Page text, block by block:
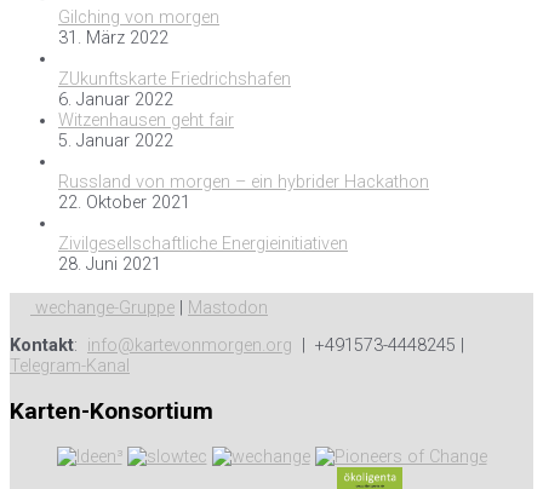
Gilching von morgen
31. März 2022
ZUkunftskarte Friedrichshafen
6. Januar 2022
Witzenhausen geht fair
5. Januar 2022
Russland von morgen – ein hybrider Hackathon
22. Oktober 2021
Zivilgesellschaftliche Energieinitiativen
28. Juni 2021
wechange-Gruppe
Mastodon
Kontakt: info@kartevonmorgen.org | +491573-4448245 |
Telegram-Kanal
Karten-Konsortium